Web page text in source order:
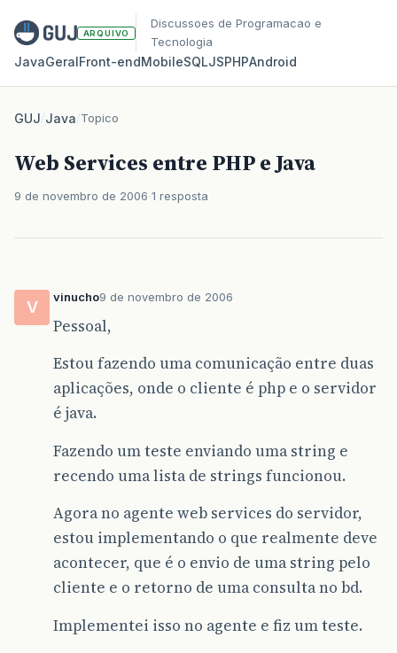
ARQUIVO
Discussoes de Programacao e
Tecnologia
JavaGeralFront‑endMobileSQLJSPHPAndroid
GUJ/Java/Topico
Web Services entre PHP e Java
9 de novembro de 2006 1 resposta
V
vinucho9 de novembro de 2006
Pessoal,
Estou fazendo uma comunicação entre duas
aplicações, onde o cliente é php e o servidor
é java.
Fazendo um teste enviando uma string e
recendo uma lista de strings funcionou.
Agora no agente web services do servidor,
estou implementando o que realmente deve
acontecer, que é o envio de uma string pelo
cliente e o retorno de uma consulta no bd.
Implementei isso no agente e fiz um teste.